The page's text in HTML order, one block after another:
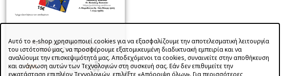
Προσφορά: Χειμώνας και
Καλικάντζαροι, μαζί!
20€
Αυτό το e-shop χρησιμοποιεί cookies για να εξασφαλίζουμε την αποτελεσματική λειτουργία
του ιστότοπού μας, να προσφέρουμε εξατομικευμένη διαδικτυακή εμπειρία και να
αναλύουμε την επισκεψιμότητά μας. Αποδεχόμενοι τα cookies, συναινείτε στην αποθήκευση
και ανάγνωση αυτών των Τεχνολογιών στη συσκευή σας. Εάν δεν επιθυμείτε την
εγκατάσταση επιπλέον Τεχνολογιών, επιλέξτε «Απόρριψη όλων». Για περισσότερες